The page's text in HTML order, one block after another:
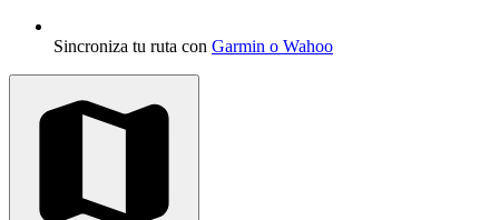
Sincroniza tu ruta con Garmin o Wahoo